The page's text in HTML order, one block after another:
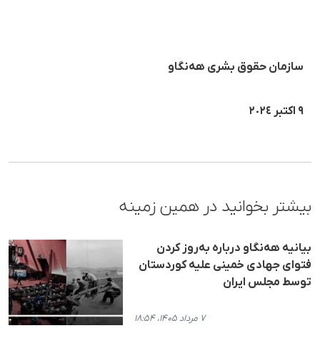
سازمان حقوق بشری هەنگاو
٩ اکتبر ٢٠٢٤
بیشتر بخوانید در همین زمینه
بیانیه هه‌نگاو درباره به‌روز کردن
فتوای جهادی خمینی علیه کوردستان
توسط مجلس ایران
۷ مرداد ۱۴۰۵، ۱۸:۵۴